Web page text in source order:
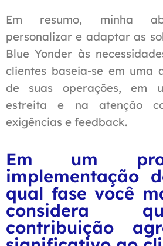
Em resumo, minha
personalizar e adaptar as
Blue Yonder às
clientes baseia-se em uma
de suas operações, em
estreita e na atenção
exigências e feedback.
Em um
implementação
qual fase você
considera
contribuição